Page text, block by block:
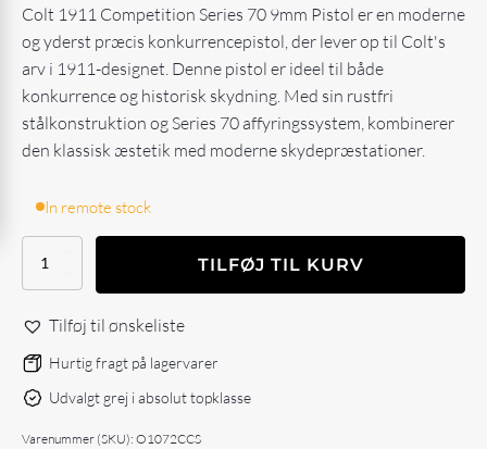
Colt 1911 Competition Series 70 9mm Pistol er en moderne
og yderst præcis konkurrencepistol, der lever op til Colt's
arv i 1911-designet. Denne pistol er ideel til både
konkurrence og historisk skydning. Med sin rustfri
stålkonstruktion og Series 70 affyringssystem, kombinerer
den klassisk æstetik med moderne skydepræstationer.
In remote stock
Colt
Series
70
9mm
TILFØJ TIL KURV
Tilføj til ønskeliste
Hurtig fragt på lagervarer
Udvalgt grej i absolut topklasse
Varenummer (SKU): O1072CCS